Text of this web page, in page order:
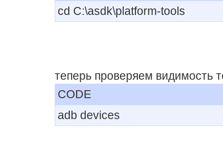
cd C:\asdk\platform-tools
теперь проверяем видимость
CODE
adb devices